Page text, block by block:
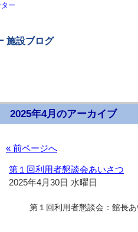
ー
施設ブログ
2025年4月のアーカイブ
« 前ページへ
第１回利用者懇談会あいさつ
2025年4月30日 水曜日
第１回利用者懇談会：館長